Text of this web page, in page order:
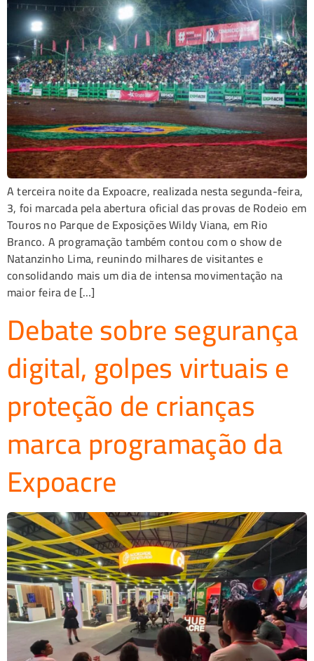
A terceira noite da Expoacre, realizada nesta segunda-feira,
3, foi marcada pela abertura oficial das provas de Rodeio em
Touros no Parque de Exposições Wildy Viana, em Rio
Branco. A programação também contou com o show de
Natanzinho Lima, reunindo milhares de visitantes e
consolidando mais um dia de intensa movimentação na
maior feira de […]
Debate sobre segurança
digital, golpes virtuais e
proteção de crianças
marca programação da
Expoacre